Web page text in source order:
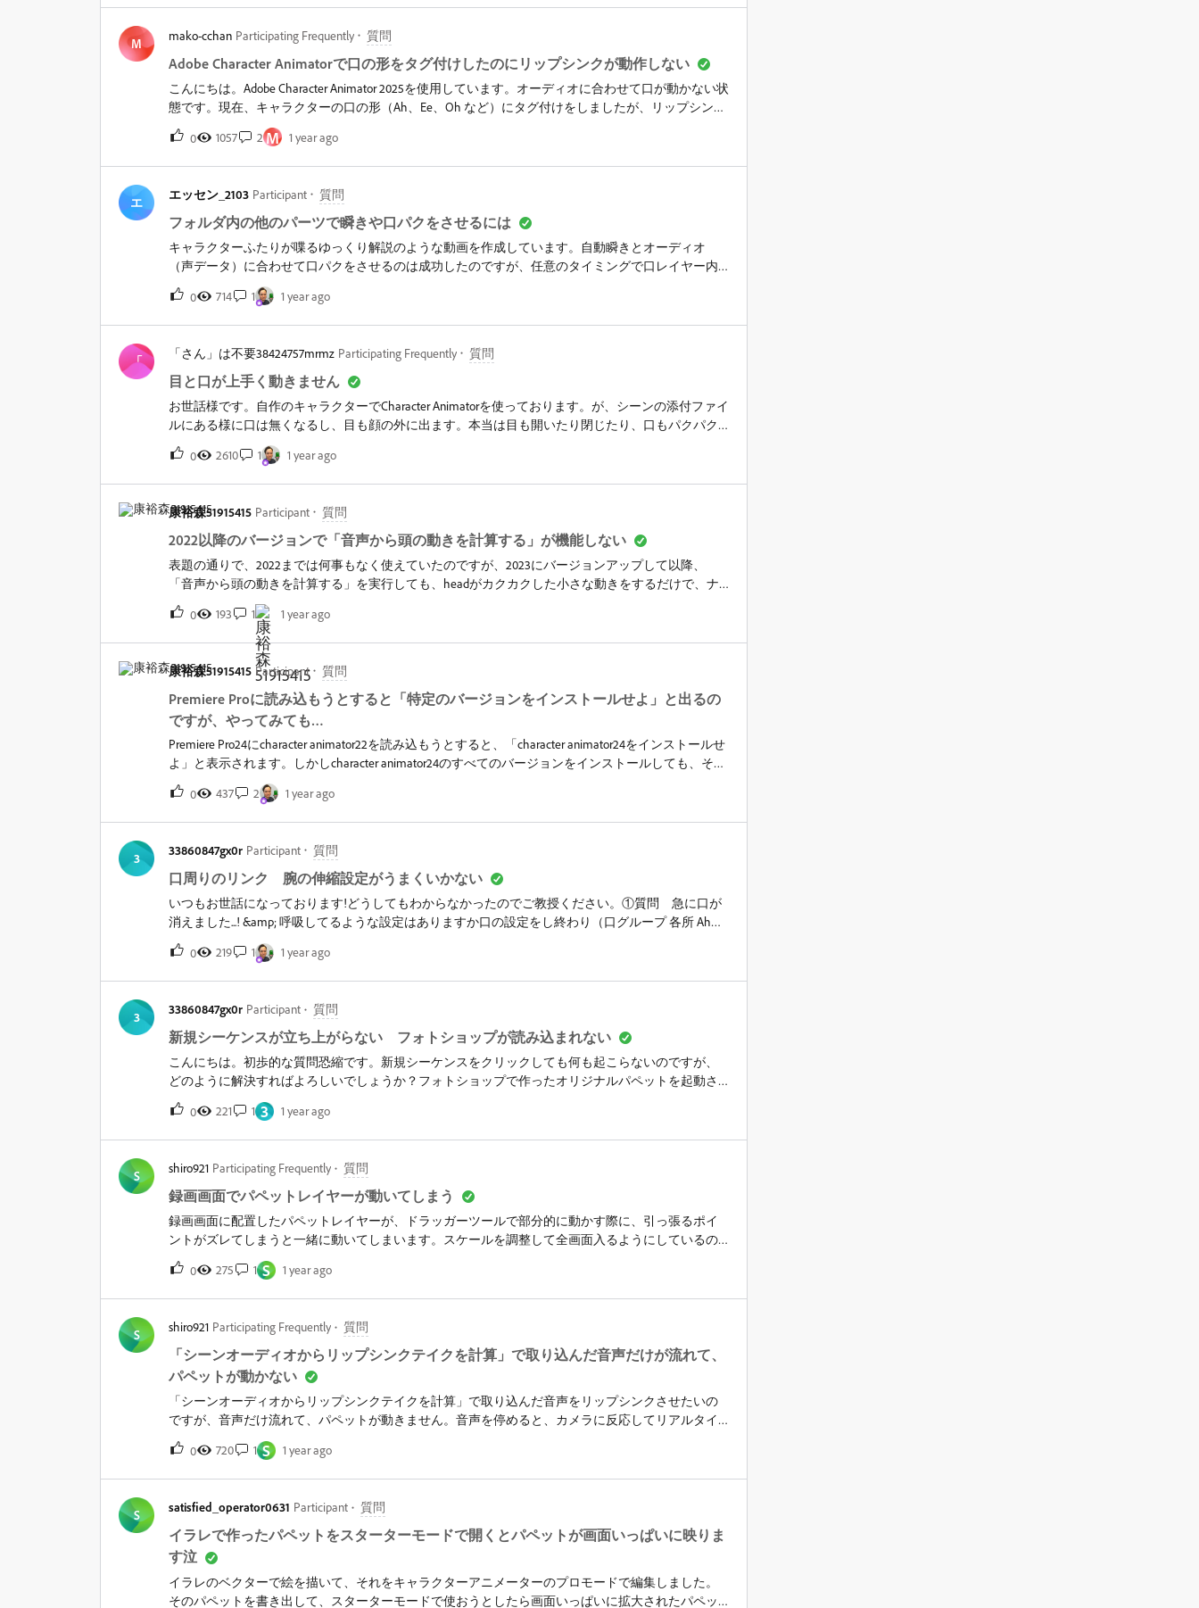
ットを使用した場合、そのパペットの著作人格権は、パペットの作者にあるこの理解で合っている
ん、コミュニティフォーラムよりも、サポート向けの質問だったかな？
M
mako-cchan Participating Frequently 質問
Adobe Character Animatorで口の形をタグ付けしたのにリップシンクが動作しない
こんにちは。Adobe Character Animator 2025を使用しています。オーディオに合わせて口が動かない状
態です。現在、キャラクターの口の形（Ah、Ee、Oh など）にタグ付けをしましたが、リップシンク
が正しく動作しません。ビヘイビアパネルを確認すると、「リップシンク」ビヘイビアは入ってい
ますが、親元のレイヤーにAaなどの各項目が０になっているのが原因だと考えていますが合ってい
ますか？&nbsp;音声データはｍｐ３です。たくさん調べたのですが、何が間違っていて何があってい
Intel(R) Core(TM) i9-13900HX 2.20 GHz実装 RAM 32.0 GB (31.7 GB 使用可能)エディション Windows 11 Home
バージョン 24H2 よろしくお願いします！
0 1057 2 M 1 year ago
エ
エッセン_2103 Participant 質問
フォルダ内の他のパーツで瞬きや口パクをさせるには
キャラクターふたりが喋るゆっくり解説のような動画を作成しています。自動瞬きとオーディオ
（声データ）に合わせて口パクをさせるのは成功したのですが、任意のタイミングで口レイヤー内
の他の口の形で口パクさせることは可能でしょうか？目などもスタンダードな動きだけでなく、キ
ラキラさせたものや泣いてるもの等で瞬きさせたいです。レイヤーピッカーで差分の表現はできま
したが、やはり瞬きや口パクをさせるとなるとその数だけリグを変えたパペットを作るしかないの
らと思っています。手付けで差分パーツに入れ替えるのでも良いのですが、キャラクターアニメー
ター内でそういった事はできますか？最悪他の映像ソフトの透明度でオンオフして地道にやる方法
も考えてますが可能ならch内で一括して済ませたいです。最近始めたばかりで無知すみません。良
い方法ご存知の方いらっしゃいましたらどうかご教授いただけないでしょうか…！
0 714 1 1 year ago
「
「さん」は不要38424757mrmz Participating Frequently 質問
目と口が上手く動きません
お世話様です。自作のキャラクターでCharacter Animatorを使っております。が、シーンの添付ファイ
ルにある様に口は無くなるし、目も顔の外に出ます。本当は目も開いたり閉じたり、口もパクパク
させたいで。レイヤーは間違っていないと思いますが、どうすれば良いのでしょうか？
0
2610 1 1 year ago
康裕森51915415 Participant 質問
2022以降のバージョンで「音声から頭の動きを計算する」が機能しない
表題の通りで、2022までは何事もなく使えていたのですが、2023にバージョンアップして以降、
「音声から頭の動きを計算する」を実行しても、headがカクカクした小さな動きをするだけで、ナ
レーションに合わせて眉や顔が動いてくれなくなりました。2025で新規にプロジェクトを作っても
同様です。しかたなく2022を使い続けているのですが、原因がお分かりの方がおられましたらアド
バイスをお願いします。参考までタイムラインのスクショを添付します。Mac mini 2020 M1 16GB OS
0 193 1 1 year ago
康裕森51915415 Participant 質問
Premiere Proに読み込もうとすると「特定のバージョンをインストールせよ」と出るの
ですが、やってみても…
Premiere Pro24にcharacter animator22を読み込もうとすると、「character animator24をインストールせ
よ」と表示されます。しかしcharacter animator24のすべてのバージョンをインストールしても、その
表示は消えず、Premiere Proへの読み込みができません。以前キャッシュなどの不要と思われるファ
イルを削除したのですが、必要なものも削除してしまったのかなと。原因と対処方法がお分かりの
方、ご教授いただければ幸いです。
0 437 2 1 year ago
3
33860847gx0r Participant 質問
口周りのリンク 腕の伸縮設定がうまくいかない
いつもお世話になっております!どうしてもわからなかったのでご教授ください。①質問 急に口が
消えました...! &amp; 呼吸してるような設定はありますか口の設定をし終わり（口グループ 各所 Ah、
Dなど）進行していたのですが、他機能を試したりしていた過程で口が消えてしまいました（女の子
マークのようなものが出てきたのですがこれが関係あるのでしょうか？）ご教授いただけますとさ
いわいです。&nbsp;また「呼吸」というモーション？も見つけたのですが、息をしているような動き
ル（ハンドルツール→右肩、右手首 スティックツール →右肘で設定）したのですが、引っ張っても
何も動かないので、1度動かしてみたいです...!&nbsp;③質問 首と胴体が切れそうになります繋げる方
法はありますか首と胴体の隙間って埋めることは可能でしょうか？&nbsp;④質問 ・元素材を少しい
じったり、再起動すると、設定していたものが全て消えたりするのですが、こちらの改善方法はな
いのでしょうか？（保存がうまくできてい何のですかね...）・k_oshiro先生はキャラクターアニメーシ
ョンの講座や授業などされていらっしゃいますか？自分で調べて設定する限界を感じることがあ
0 219 1 1 year ago
3
33860847gx0r Participant 質問
新規シーケンスが立ち上がらない フォトショップが読み込まれない
こんにちは。初歩的な質問恐縮です。新規シーケンスをクリックしても何も起こらないのですが、
どのように解決すればよろしいでしょうか？フォトショップで作ったオリジナルパペットを起動さ
せたいです。（フォトショップも読み込まれません...何もできずで困っております）
0
221 1 3 1 year ago
S
shiro921 Participating Frequently 質問
録画画面でパペットレイヤーが動いてしまう
録画画面に配置したパペットレイヤーが、ドラッガーツールで部分的に動かす際に、引っ張るポイ
ントがズレてしまうと一緒に動いてしまいます。スケールを調整して全画面入るようにしているの
ですが、縦長の画面なので、両端が余白の状態です。それでパペットの一部だけ動かしたいのに、
全体が移動してしまったり、引っ張られたりしてしまいます。パペット自体は、足を固定している
ので、背景からずれることはないのですが、背景込みの全体が動いてしまいます。パペットレイヤ
0 275 1 S 1 year ago
S
shiro921 Participating Frequently 質問
「シーンオーディオからリップシンクテイクを計算」で取り込んだ音声だけが流れて、
パペットが動かない
「シーンオーディオからリップシンクテイクを計算」で取り込んだ音声をリップシンクさせたいの
ですが、音声だけ流れて、パペットが動きません。音声を停めると、カメラに反応してリアルタイ
ムの顔が動きます。音声を再生すると、動きが止まってしまいます。&nbsp;タイムラインには、「リ
ップシンク オーディオ入力」の欄は全部同じ色の棒状で、その下の「口形素」は、いろいろな口
の形が入っているようです。音声を再生してもパペットが動かない原因は何でしょう？また、リッ
ラだけだと顔の動きにパペットがちゃんと反応するのですが、マイクもオンにして喋りながら録画
しようとすると、なぜかパペットの口が動かなくなってしまいます。目や頭は反応して動いていま
す。喋った音声は録音されていて、再生できます。どうしてマイクをオンにするとパペットの口が
動かなくなってしまうのでしょう。リップシンクが反応しないのと関係あるのでしょうか。&nbsp;パ
ペットのプロパティは、オーディオ入力もカメラ入力もオンになっています。両方オンだと干渉す
0 720 1 S 1 year ago
S
satisfied_operator0631 Participant 質問
イラレで作ったパペットをスターターモードで開くとパペットが画面いっぱいに映りま
す泣
イラレのベクターで絵を描いて、それをキャラクターアニメーターのプロモードで編集しました。
そのパペットを書き出して、スターターモードで使おうとしたら画面いっぱいに拡大されたパペッ